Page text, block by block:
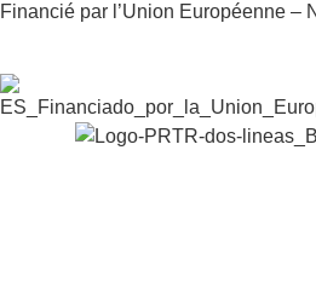
Financié par l’Union Européenne –